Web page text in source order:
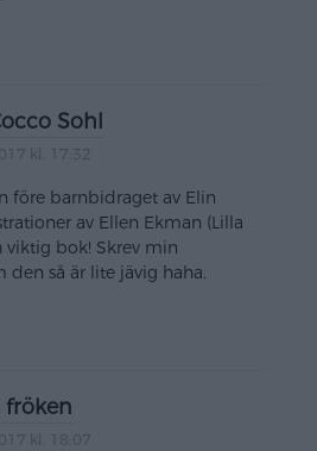
Sohl
kl. 17:32
före barnbidraget av Elin
av Ellen Ekman (Lilla
viktig bok! Skrev min
så är lite jävig haha.
fröken
kl. 18:07